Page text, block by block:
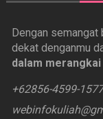
Dengan semangat
dekat denganmu
dalam
+62856-4599-1577